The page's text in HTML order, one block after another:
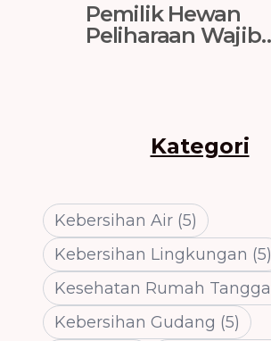
Pemilik Hewan
Peliharaan Wajib
Kategori
Kebersihan Air (5)
Kebersihan Lingkungan (5)
Kesehatan Rumah Tangga
Kebersihan Gudang (5)